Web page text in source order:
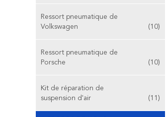
Ressort pneumatique de
Volkswagen
(10)
Ressort pneumatique de
Porsche
(10)
Kit de réparation de
suspension d'air
(11)